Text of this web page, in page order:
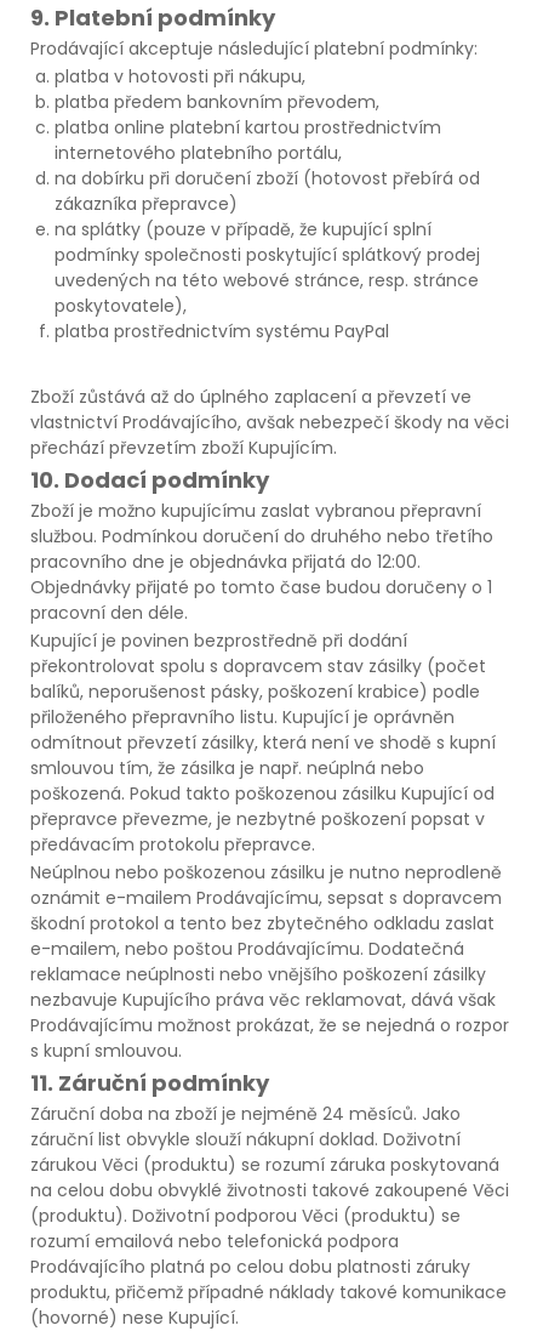
9. Platební podmínky
Prodávající akceptuje následující platební podmínky:
platba v hotovosti při nákupu,
platba předem bankovním převodem,
platba online platební kartou prostřednictvím
internetového platebního portálu,
na dobírku při doručení zboží (hotovost přebírá od
zákazníka přepravce)
na splátky (pouze v případě, že kupující splní
podmínky společnosti poskytující splátkový prodej
uvedených na této webové stránce, resp. stránce
poskytovatele),
platba prostřednictvím systému PayPal
Zboží zůstává až do úplného zaplacení a převzetí ve
vlastnictví Prodávajícího, avšak nebezpečí škody na věci
přechází převzetím zboží Kupujícím.
10. Dodací podmínky
Zboží je možno kupujícímu zaslat vybranou přepravní
službou. Podmínkou doručení do druhého nebo třetího
pracovního dne je objednávka přijatá do 12:00.
Objednávky přijaté po tomto čase budou doručeny o 1
pracovní den déle.
Kupující je povinen bezprostředně při dodání
překontrolovat spolu s dopravcem stav zásilky (počet
balíků, neporušenost pásky, poškození krabice) podle
přiloženého přepravního listu. Kupující je oprávněn
odmítnout převzetí zásilky, která není ve shodě s kupní
smlouvou tím, že zásilka je např. neúplná nebo
poškozená. Pokud takto poškozenou zásilku Kupující od
přepravce převezme, je nezbytné poškození popsat v
předávacím protokolu přepravce.
Neúplnou nebo poškozenou zásilku je nutno neprodleně
oznámit e-mailem Prodávajícímu, sepsat s dopravcem
škodní protokol a tento bez zbytečného odkladu zaslat
e-mailem, nebo poštou Prodávajícímu. Dodatečná
reklamace neúplnosti nebo vnějšího poškození zásilky
nezbavuje Kupujícího práva věc reklamovat, dává však
Prodávajícímu možnost prokázat, že se nejedná o rozpor
s kupní smlouvou.
11. Záruční podmínky
Záruční doba na zboží je nejméně 24 měsíců. Jako
záruční list obvykle slouží nákupní doklad. Doživotní
zárukou Věci (produktu) se rozumí záruka poskytovaná
na celou dobu obvyklé životnosti takové zakoupené Věci
(produktu). Doživotní podporou Věci (produktu) se
rozumí emailová nebo telefonická podpora
Prodávajícího platná po celou dobu platnosti záruky
produktu, přičemž případné náklady takové komunikace
(hovorné) nese Kupující.